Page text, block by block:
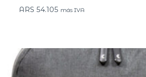
ARS 54.105 más IVA